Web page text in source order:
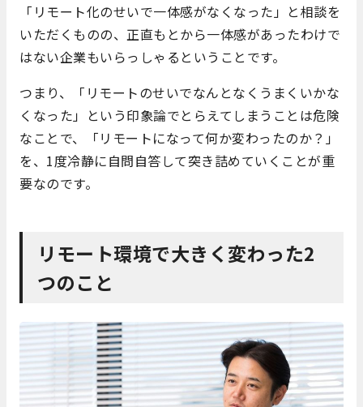
「リモート化のせいで一体感がなくなった」と相談を
いただくものの、正直もとから一体感があったわけで
はない企業もいらっしゃるということです。
つまり、「リモートのせいでなんとなくうまくいかな
くなった」という印象論でとらえてしまうことは危険
なことで、「リモートになって何か変わったのか？」
を、1度冷静に自問自答して突き詰めていくことが重
要なのです。
リモート環境で大きく変わった2
つのこと